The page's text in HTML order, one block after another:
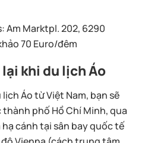
: Am Marktpl. 202, 6290
70 Euro/đêm
khi du lịch Áo
Áo từ Việt Nam, bạn sẽ
phố Hồ Chí Minh, qua
cánh tại sân bay quốc tế